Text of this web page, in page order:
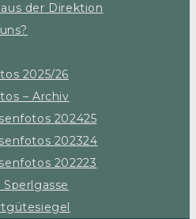
der Direktion
2025/26
– Archiv
202425
202324
202223